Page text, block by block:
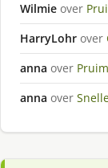
Wilmie over
HarryLohr over
anna over
anna over